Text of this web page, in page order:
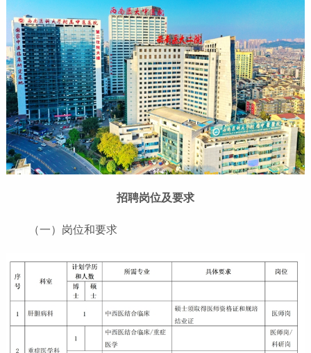
招聘岗位及要求
（一）岗位和要求